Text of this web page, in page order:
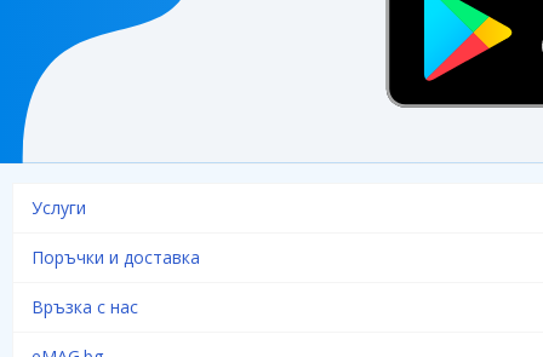
Услуги
Поръчки и доставка
Връзка с нас